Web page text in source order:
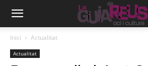
Inici Actualitat
Actualitat